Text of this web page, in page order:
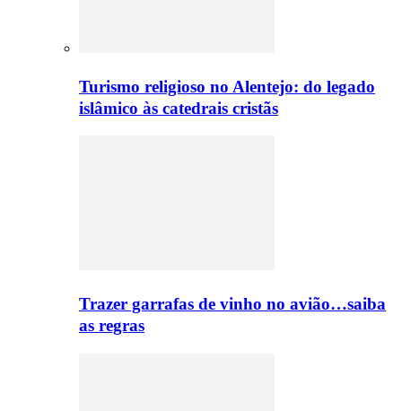
Turismo religioso no Alentejo: do legado
islâmico às catedrais cristãs
Trazer garrafas de vinho no avião…saiba
as regras